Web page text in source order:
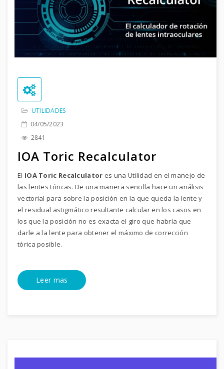
UTILIDADES
04/05/2023
2841
IOA Toric Recalculator
El IOA Toric Recalculator es una Utilidad en el manejo de
las lentes tóricas. De una manera sencilla hace un análisis
vectorial para sobre la posición en la que queda la lente y
el residual astigmático resultante calcular en los casos en
los que la posición no es exacta el giro que habría que
darle a la lente para obtener el máximo de corrección
tórica posible.
Leer mas